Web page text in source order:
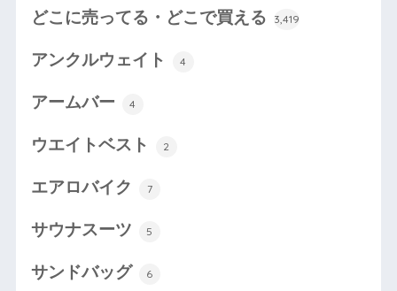
どこに売ってる・どこで買える 3,419
アンクルウェイト 4
アームバー 4
ウエイトベスト 2
エアロバイク 7
サウナスーツ 5
サンドバッグ 6